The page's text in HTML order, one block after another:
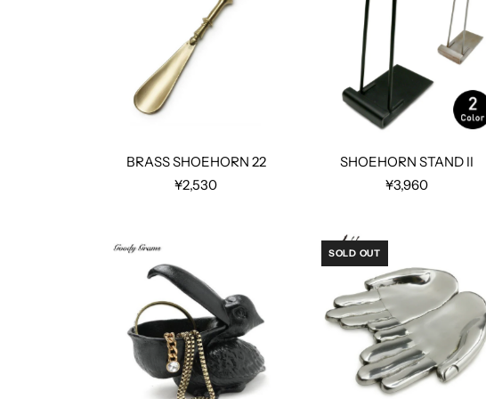
BRASS SHOEHORN 22
¥2,530
SHOEHORN STAND II
¥3,960
SOLD OUT